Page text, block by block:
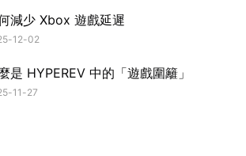
減少 Xbox 遊戲延遲
12-02
是 HYPEREV 中的「遊戲圍籬」
11-27